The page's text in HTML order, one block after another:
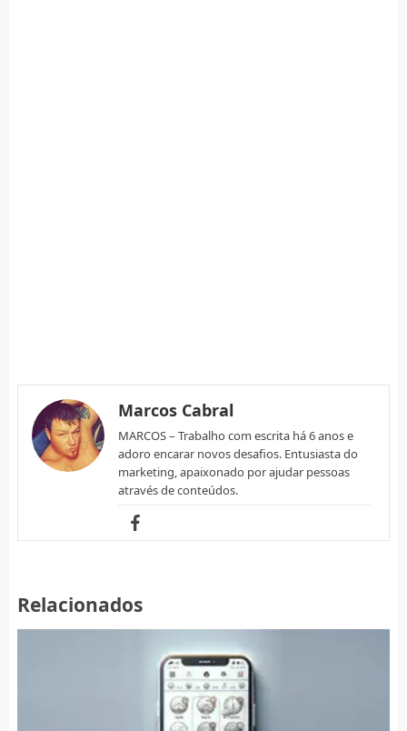
Marcos Cabral
MARCOS – Trabalho com escrita há 6 anos e
adoro encarar novos desafios. Entusiasta do
marketing, apaixonado por ajudar pessoas
através de conteúdos.
Relacionados